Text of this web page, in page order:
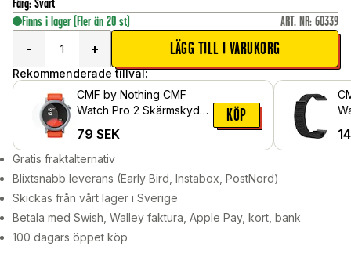
Färg: Svart
Finns i lager (Fler än 20 st) ART. NR: 60339
-
+ LÄGG TILL I VARUKORG
Rekommenderade tillval:
CMF by Nothing CMF
Watch Pro 2 Skärmskydd
79 SEK
KÖP
Gratis fraktalternativ
Blixtsnabb leverans (Early Bird, Instabox, PostNord)
Skickas från vårt lager i Sverige
Betala med Swish, Walley faktura, Apple Pay, kort, bank
100 dagars öppet köp